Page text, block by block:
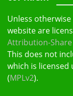
Unless
website are
Attribution-Share
This does not
which is licensed
(MPLv2).